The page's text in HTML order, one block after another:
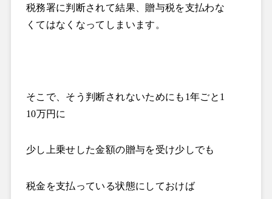
税務署に判断されて結果、贈与税を支払わな
くてはなくなってしまいます。
そこで、そう判断されないためにも 1年ごと 1
10万円に
少し上乗せした金額の贈与を受け少しでも
税金を支払っている状態にしておけば